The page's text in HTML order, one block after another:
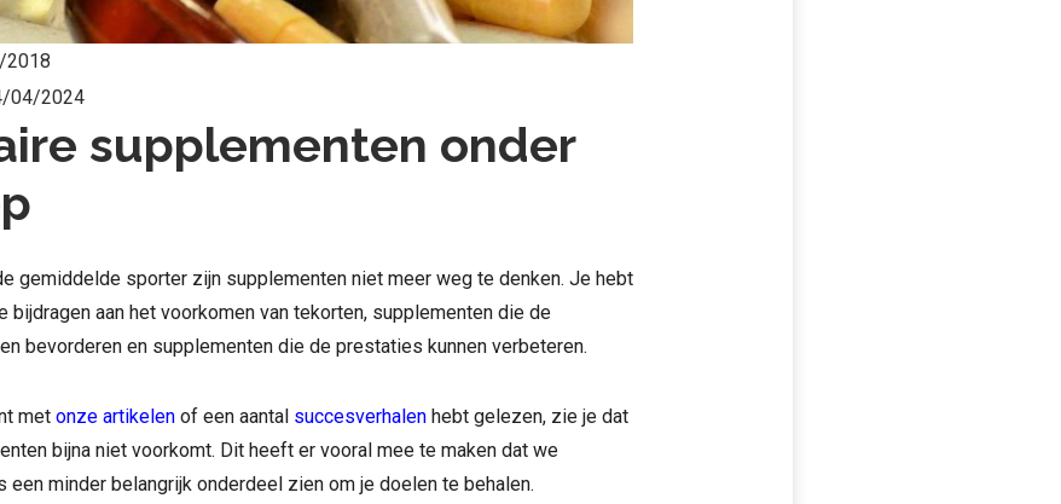
04/2024
supplementen onder
gemiddelde sporter zijn supplementen niet meer weg te denken. Je hebt
bijdragen aan het voorkomen van tekorten, supplementen die de
bevorderen en supplementen die de prestaties kunnen verbeteren.
met onze artikelen of een aantal succesverhalen hebt gelezen, zie je dat
bijna niet voorkomt. Dit heeft er vooral mee te maken dat we
een minder belangrijk onderdeel zien om je doelen te behalen.